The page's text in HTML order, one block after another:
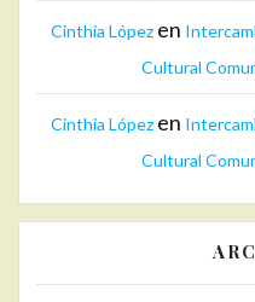
Cinthia López en
Cultural
Cinthia López en
Cultural